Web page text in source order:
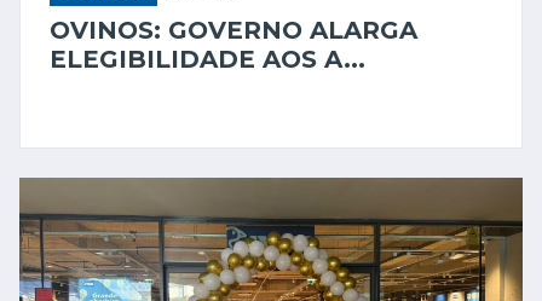
OVINOS: GOVERNO ALARGA
ELEGIBILIDADE AOS A...